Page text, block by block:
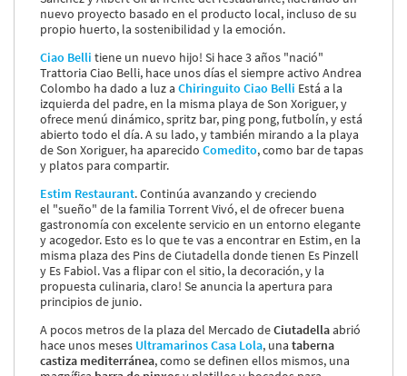
nuevo proyecto basado en el producto local, incluso de su
propio huerto, la sostenibilidad y la emoción.
Ciao Belli tiene un nuevo hijo! Si hace 3 años "nació"
Trattoria Ciao Belli, hace unos días el siempre activo Andrea
Colombo ha dado a luz aChiringuito Ciao Belli Está a la
izquierda del padre, en la misma playa de Son Xoriguer, y
ofrece menú dinámico, spritz bar, ping pong, futbolín, y está
abierto todo el día. A su lado, y también mirando a la playa
de Son Xoriguer, ha aparecidoComedito, como bar de tapas
y platos para compartir.
Estim Restaurant. Continúa avanzando y creciendo
el "sueño" de la familia Torrent Vivó, el de ofrecer buena
gastronomía con excelente servicio en un entorno elegante
y acogedor. Esto es lo que te vas a encontrar en Estim, en la
misma plaza des Pins de Ciutadella donde tienen Es Pinzell
y Es Fabiol. Vas a flipar con el sitio, la decoración, y la
propuesta culinaria, claro! Se anuncia la apertura para
principios de junio.
A pocos metros de la plaza del Mercado deCiutadellaabrió
hace unos meses Ultramarinos Casa Lola, unataberna
castiza mediterránea, como se definen ellos mismos, una